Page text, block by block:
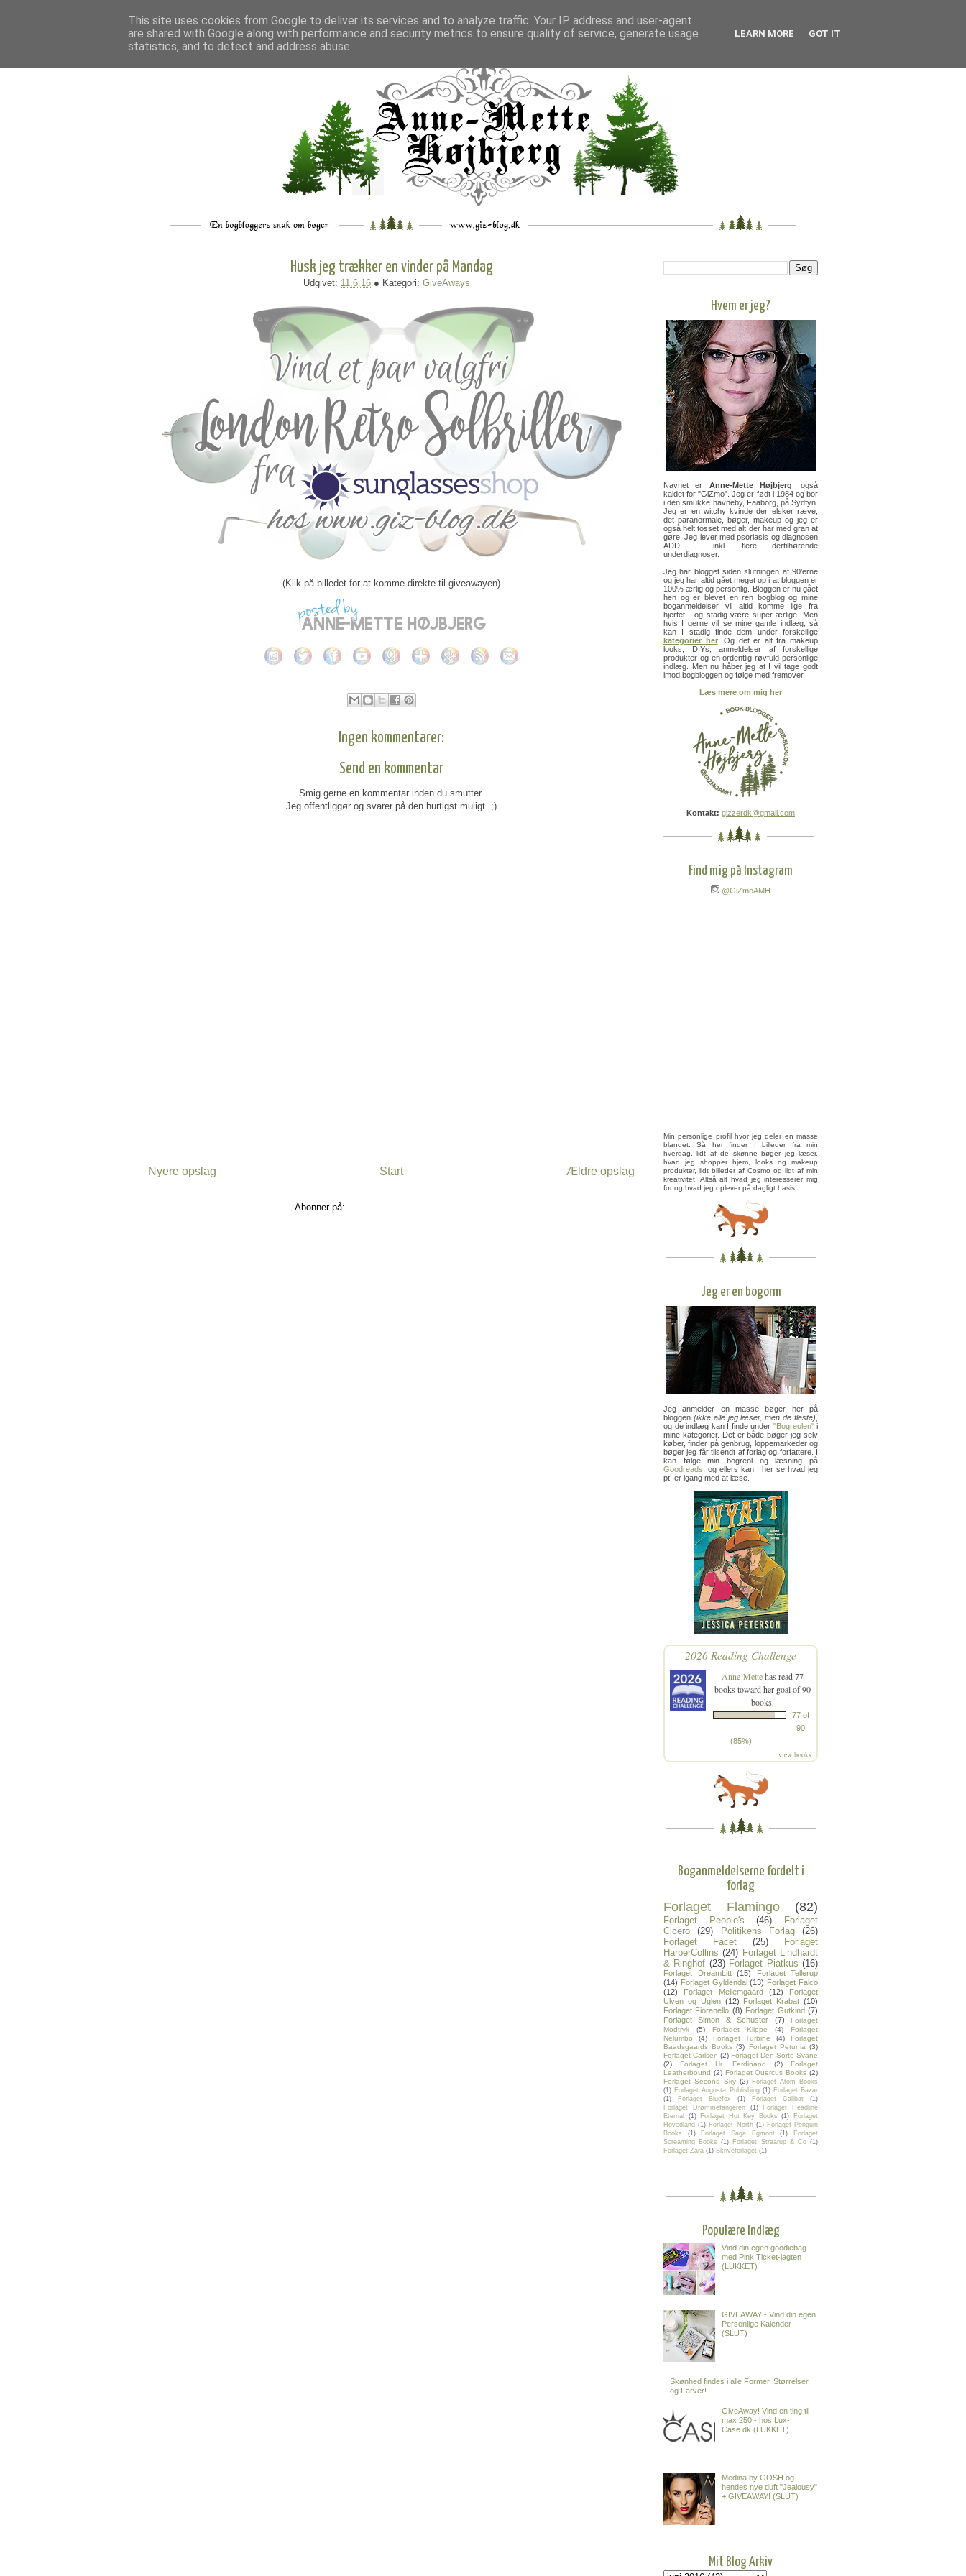
___ _. __ __ _ ___
Husk jeg trækker en vinder på Mandag
Udgivet: 11.6.16 ● Kategori: GiveAways
(Klik på billedet for at komme direkte til giveawayen)
Ingen kommentarer:
Send en kommentar
Smig gerne en kommentar inden du smutter.
Jeg offentliggør og svarer på den hurtigst muligt. ;)
Nyere opslag Ældre opslag
Start
Abonner på:
Hvem er jeg?
Navnet er Anne-Mette Højbjerg , også
kaldet for "GiZmo". Jeg er født i 1984 og bor
i den smukke havneby, Faaborg, på Sydfyn.
Jeg er en witchy kvinde der elsker ræve,
det paranormale, bøger, makeup og jeg er
også helt tosset med alt der har med gran at
gøre. Jeg lever med psoriasis og diagnosen
ADD - inkl. flere dertilhørende
underdiagnoser.
Jeg har blogget siden slutningen af 90'erne
og jeg har altid gået meget op i at bloggen er
100% ærlig og personlig. Bloggen er nu gået
hen og er blevet en ren bogblog og mine
boganmeldelser vil altid komme lige fra
hjertet - og stadig være super ærlige. Men
hvis I gerne vil se mine gamle indlæg, så
kan I stadig finde dem under forskellige
kategorier her. Og det er alt fra makeup
looks, DIYs, anmeldelser af forskellige
produkter og en ordentlig røvfuld personlige
indlæg. Men nu håber jeg at I vil tage godt
imod bogbloggen og følge med fremover.
Læs mere om mig her
Kontakt: gizzerdk@gmail.com
Find mig på Instagram
@GiZmoAMH
Min personlige profil hvor jeg deler en masse
blandet. Så her finder I billeder fra min
hverdag, lidt af de skønne bøger jeg læser,
hvad jeg shopper hjem, looks og makeup
produkter, lidt billeder af Cosmo og lidt af min
kreativitet. Altså alt hvad jeg interesserer mig
for og hvad jeg oplever på dagligt basis.
Jeg er en bogorm
Jeg anmelder en masse bøger her på
bloggen (ikke alle jeg læser, men de fleste)
og de indlæg kan I finde under "Bogreolen"i
mine kategorier. Det er både bøger jeg selv
køber, finder på genbrug, loppemarkeder og
bøger jeg får tilsendt af forlag og forfattere. I
kan følge min bogreol og læsning på
Goodreads , og ellers kan I her se hvad jeg
pt. er igang med at læse.
2026 Reading Challenge
Anne-Mettehas read 77
books toward her goal of 90
books.
77 of
90
(85%)
view books
Boganmeldelserne fordelt i
forlag
Forlaget Flamingo (82)
Forlaget People's (46)
Forlaget
Cicero
(29) Politikens Forlag
(26)
Forlaget Facet
(25)
Forlaget
HarperCollins (24) Forlaget Lindhardt
& Ringhof (23) Forlaget Piatkus (16)
Forlaget DreamLitt (15)
Forlaget Tellerup
(14) Forlaget Gyldendal (13) Forlaget Falco
(12)
Forlaget Mellemgaard (12)
Forlaget
Ulven og Uglen (12) Forlaget Krabat (10)
Forlaget Fioranello (8) Forlaget Gutkind (7)
Forlaget Simon & Schuster
(7)
Forlaget
Modtryk
(5) Forlaget Klippe (4)
Forlaget
Nelumbo
(4) Forlaget Turbine (4)
Forlaget
Baadsgaards Books (3) Forlaget Petunia (3)
Forlaget Carlsen (2) Forlaget Den Sorte Svane
(2)
Forlaget Hr. Ferdinand (2)
Forlaget
Leatherbound (2) Forlaget Quercus Books (2)
Forlaget Second Sky (2) Forlaget Atom Books
(1) Forlaget Augusta Publishing (1) Forlaget Bazar
(1)
Forlaget Bluefox (1) Forlaget Calibat
(1)
Forlaget Drømmefangeren
(1)
Forlaget Headline
Eternal
(1) Forlaget Hot Key Books (1)
Forlaget
Hovedland (1) Forlaget North (1) Forlaget Penguin
Books
(1) Forlaget Saga Egmont (1)
Forlaget
Screaming Books
(1) Forlaget Straarup & Co (1)
Forlaget Zara (1) Skriveforlaget (1)
Populære Indlæg
Vind din egen goodiebag
med Pink Ticket-jagten
(LUKKET)
GIVEAWAY - Vind din egen
Personlige Kalender
(SLUT)
Skønhed findes i alle Former, Størrelser
og Farver!
GiveAway! Vind en ting til
max 250,- hos Lux-
Case.dk (LUKKET)
Medina by GOSH og
hendes nye duft "Jealousy"
+ GIVEAWAY! (SLUT)
Mit Blog Arkiv
This site uses cookies from Google to deliver its services and to analyze traffic. Your IP address and user-agent
are shared with Google along with performance and security metrics to ensure quality of service, generate usage
statistics, and to detect and address abuse.
LEARN MORE GOT IT